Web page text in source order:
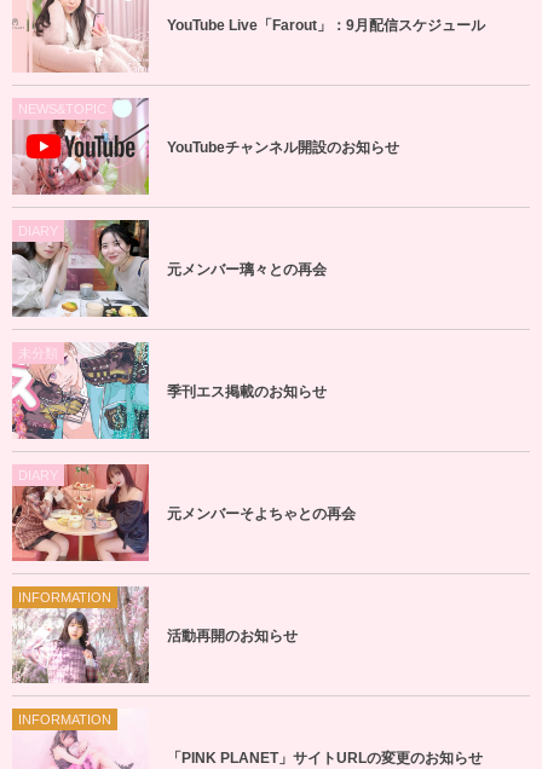
YouTube Live「Farout」：9月配信スケジュール
NEWS&TOPIC
YouTubeチャンネル開設のお知らせ
DIARY
元メンバー璃々との再会
未分類
季刊エス掲載のお知らせ
DIARY
元メンバーそよちゃとの再会
INFORMATION
活動再開のお知らせ
INFORMATION
「PINK PLANET」サイトURLの変更のお知らせ